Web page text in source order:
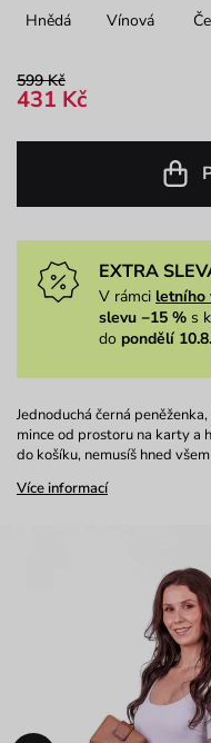
Hnědá Vínová
599 Kč
431 Kč
EXTRA
V rámci letního
slevu −15 % s
do pondělí 10.8.
Jednoduchá černá
mince od prostoru na karty a
do košíku, nemusíš hned
Více informací